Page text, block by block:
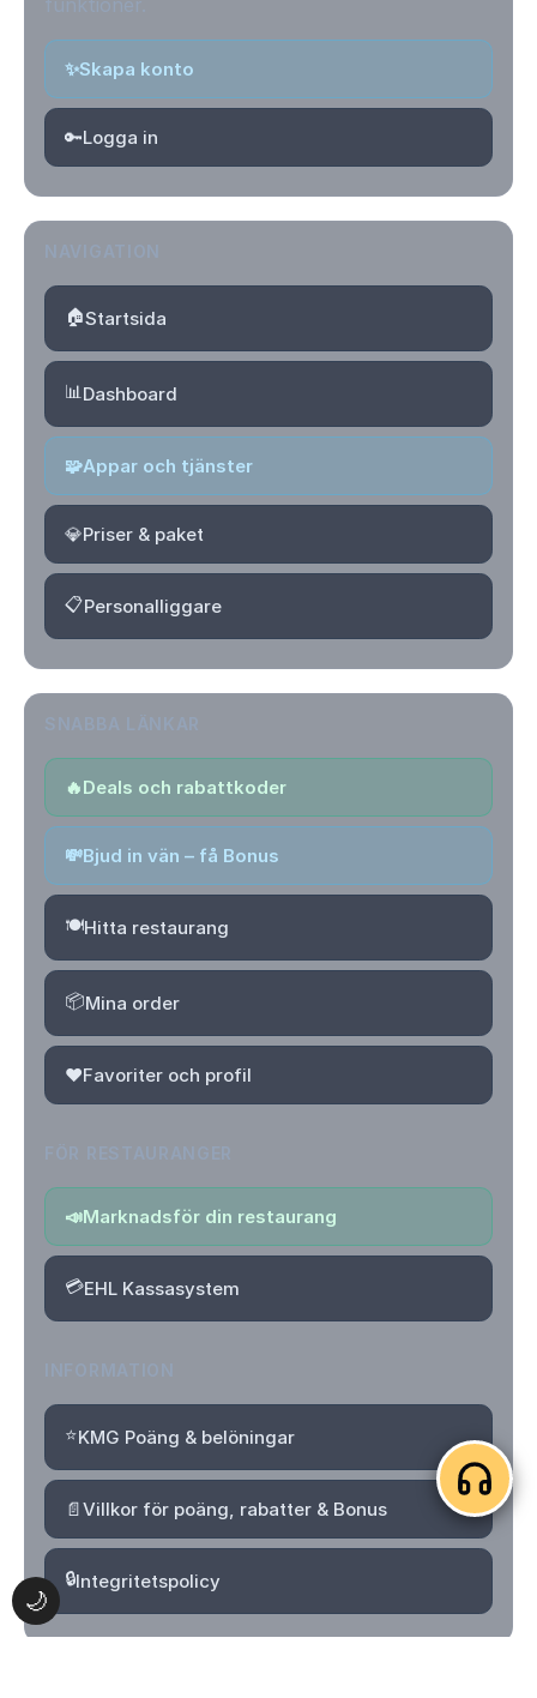
🌙
✨Skapa konto
🔑Logga in
🏠Startsida
📊Dashboard
🧩Appar och tjänster
💎Priser & paket
📋Personalliggare
🔥Deals och rabattkoder
💸Bjud in vän – få Bonus
🍽️Hitta restaurang
📦Mina order
❤️Favoriter och profil
📣Marknadsför din restaurang
💳EHL Kassasystem
⭐KMG Poäng & belöningar
📄Villkor för poäng, rabatter & Bonus
🔒Integritetspolicy